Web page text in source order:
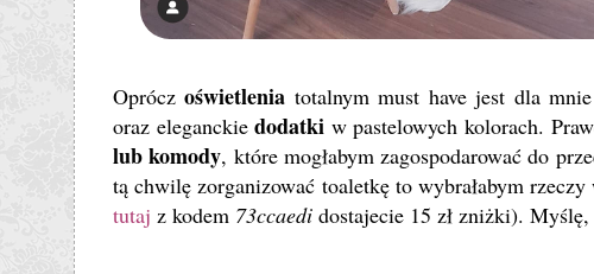
Opróczoświetlenia totalnym must have jest dla
oraz eleganckiedodatki w pastelowych kolorach.
lub komody, które mogłabym zagospodarować do
tą chwilę zorganizować toaletkę to wybrałabym
tutaj z kodem 73ccaedi dostajecie 15 zł zniżki). Myślę,